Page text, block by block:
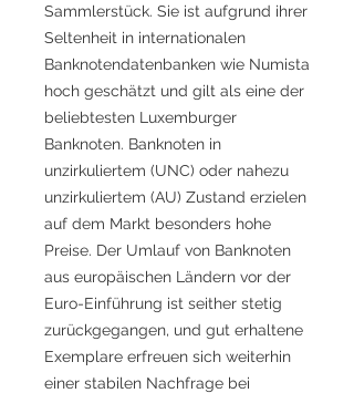
Sammlerstück. Sie ist aufgrund ihrer
Seltenheit in internationalen
Banknotendatenbanken wie Numista
hoch geschätzt und gilt als eine der
beliebtesten Luxemburger
Banknoten. Banknoten in
unzirkuliertem (UNC) oder nahezu
unzirkuliertem (AU) Zustand erzielen
auf dem Markt besonders hohe
Preise. Der Umlauf von Banknoten
aus europäischen Ländern vor der
Euro-Einführung ist seither stetig
zurückgegangen, und gut erhaltene
Exemplare erfreuen sich weiterhin
einer stabilen Nachfrage bei